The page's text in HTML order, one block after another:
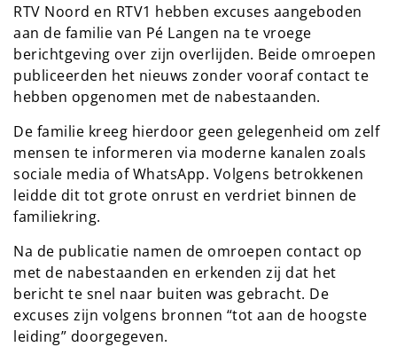
RTV Noord en RTV1 hebben excuses aangeboden
aan de familie van Pé Langen na te vroege
berichtgeving over zijn overlijden. Beide omroepen
publiceerden het nieuws zonder vooraf contact te
hebben opgenomen met de nabestaanden.
De familie kreeg hierdoor geen gelegenheid om zelf
mensen te informeren via moderne kanalen zoals
sociale media of WhatsApp. Volgens betrokkenen
leidde dit tot grote onrust en verdriet binnen de
familiekring.
Na de publicatie namen de omroepen contact op
met de nabestaanden en erkenden zij dat het
bericht te snel naar buiten was gebracht. De
excuses zijn volgens bronnen “tot aan de hoogste
leiding” doorgegeven.